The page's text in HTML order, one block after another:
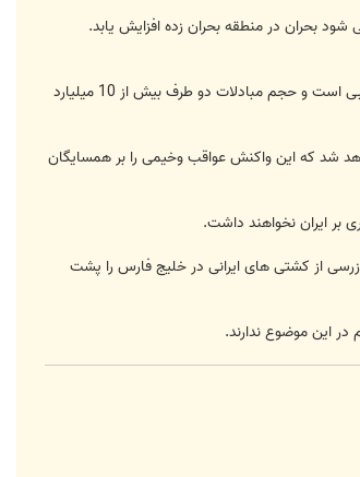
بحران در منطقه بحران زده افزایش یابد.
عبدالله ادامه داد: کشورهای جنوب خلیج فارس از لحاظ مالی و اقتصادی از تحریم های ایران ضرر می کنند . به عنوان مثال ایران شریک تجاری اول دبی است و حجم مبادلات دو طرف بیش از 10 میلیارد
شد که این واکنش عواقب وخیمی را بر همسایگان
بر ایران نخواهند داشت.
از کشتی های ایرانی در خلیج فارس را پشت
این موضوع ندارند.